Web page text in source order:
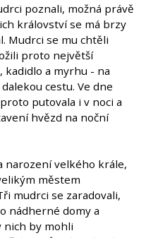
poznali, možná právě
království se má brzy
Mudrci se mu chtěli
proto největší
kadidlo a myrhu - na
cestu. Ve dne
putovala i v noci a
hvězd na noční
narození velkého krále,
městem
mudrci se zaradovali,
nádherné domy a
nich by mohli